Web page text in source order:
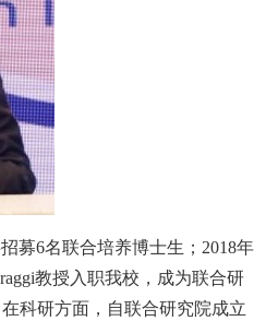
募6名联合培养博士生； 2018年
教授入职我校，成为联合研
科研方面，自联合研究院成立